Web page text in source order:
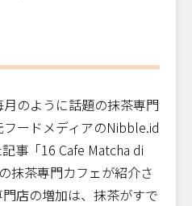
のように話題の抹茶専門
ードメディアのNibble.id
事「16 Cafe Matcha di
抹茶専門カフェが紹介さ
店の増加は、抹茶がすで